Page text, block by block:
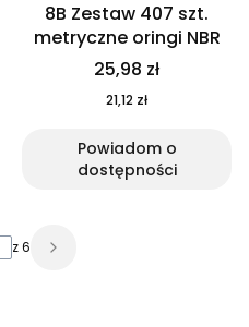
8B Zestaw 407 szt.
metryczne oringi NBR
25,98 zł
21,12 zł
Powiadom o
dostępności
z 6